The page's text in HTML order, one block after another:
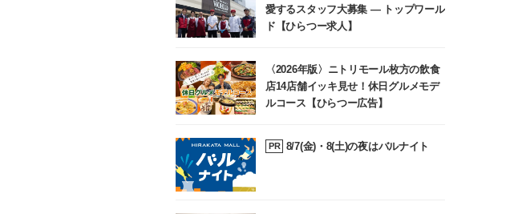
愛するスタッフ大募集 ― トップワール
ド【ひらつー求人】
〈2026年版〉ニトリモール枚方の飲食
店14店舗イッキ見せ！休日グルメモデ
ルコース【ひらつー広告】
PR 8/7(金)・8(土)の夜はバルナイト